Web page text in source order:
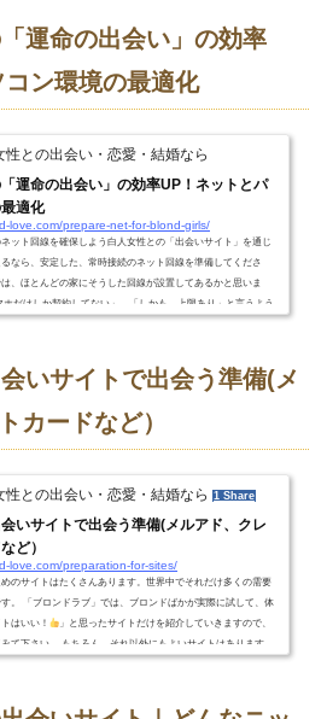
運命の出会い」の効率
ン環境の最適化
との出会い・恋愛・結婚なら
運命の出会い」の効率UP！ネットとパ
適化
love.com/prepare-net-for-blond-girls/
ット回線を確保しよう白人女性との「出会いサイト」を通じ
なら、安定した、常時接続のネット回線を準備してくださ
、ほとんどの家にそうした回線が設置してあるかと思いま
ホだけしか契約してない」、「しかも、上限あり」と言うよう
一気によく分るようになり...
いサイトで出会う準備(メ
カードなど）
との出会い・恋愛・結婚なら 1 Share
いサイトで出会う準備(メルアド、クレ
ど）
love.com/preparation-for-sites/
のサイトはたくさんあります。世界中でそれだけ多くの需要
。 「ブロンドラブ」では、ブロンドばかが実際に試して、体
はいい！
」と思ったサイトだけを紹介していきますので、
て下さい。 もちろん、それ以外にもよいサイトはあります。
別記する留意...